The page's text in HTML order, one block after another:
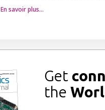
En savoir plus…